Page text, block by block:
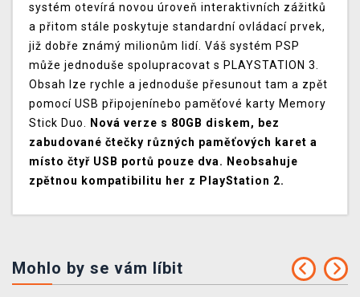
systém otevírá novou úroveň interaktivních zážitků
a přitom stále poskytuje standardní ovládací prvek,
již dobře známý milionům lidí. Váš systém PSP
může jednoduše spolupracovat s PLAYSTATION 3.
Obsah lze rychle a jednoduše přesunout tam a zpět
pomocí USB připojenínebo paměťové karty Memory
Stick Duo. Nová verze s 80GB diskem, bez
zabudované čtečky různých paměťových karet a
místo čtyř USB portů pouze dva. Neobsahuje
zpětnou kompatibilitu her z PlayStation 2.
Mohlo by se vám líbit